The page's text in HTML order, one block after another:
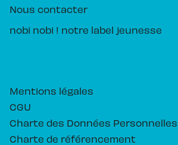
Nous contacter
nobi nobi ! notre label jeunesse
Mentions légales
CGU
Charte des Données Personnelles
Charte de référencement